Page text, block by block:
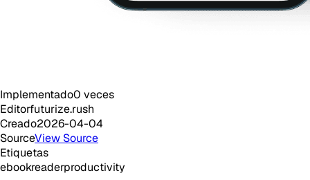
Implementado0 veces
Editorfuturize.rush
Creado2026-04-04
SourceView Source
Etiquetas
ebookreaderproductivity